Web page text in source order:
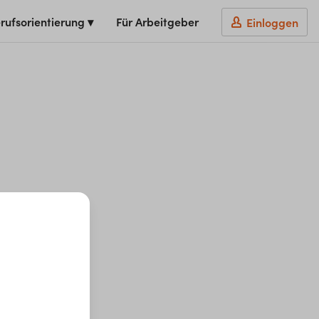
▾ Für Arbeitgeber Einloggen